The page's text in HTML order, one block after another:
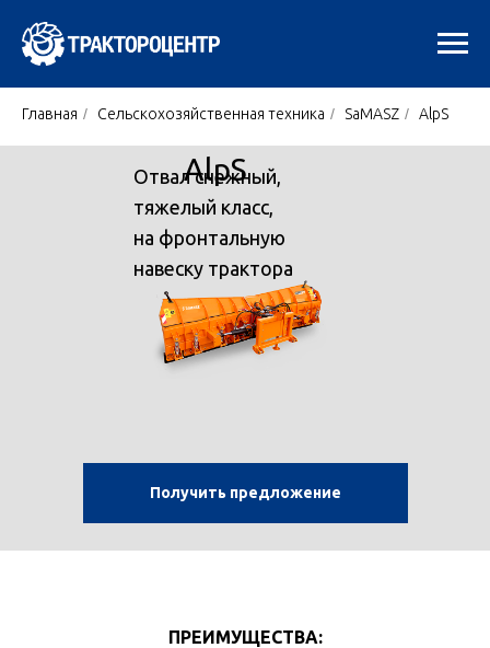
Главная / Сельскохозяйственная техника / SaMASZ / AlpS
AlpS
Отвал снежный,
тяжелый класс,
на фронтальную
навеску трактора
Получить предложение
ПРЕИМУЩЕСТВА: